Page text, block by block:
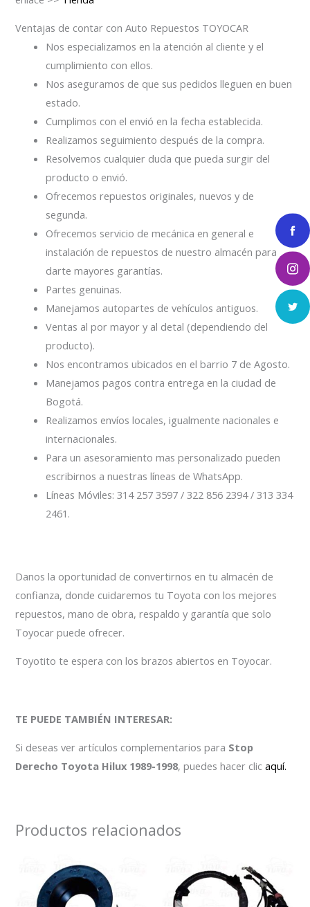
Ventajas de contar con Auto Repuestos TOYOCAR
Nos especializamos en la atención al cliente y el
cumplimiento con ellos.
Nos aseguramos de que sus pedidos lleguen en buen
estado.
Cumplimos con el envió en la fecha establecida.
Realizamos seguimiento después de la compra.
Resolvemos cualquier duda que pueda surgir del
producto o envió.
Ofrecemos repuestos originales, nuevos y de
segunda.
Ofrecemos servicio de mecánica en general e
instalación de repuestos de nuestro almacén para
darte mayores garantías.
Partes genuinas.
Manejamos autopartes de vehículos antiguos.
Ventas al por mayor y al detal (dependiendo del
producto).
Nos encontramos ubicados en el barrio 7 de Agosto.
Manejamos pagos contra entrega en la ciudad de
Bogotá.
Realizamos envíos locales, igualmente nacionales e
internacionales.
Para un asesoramiento mas personalizado pueden
escribirnos a nuestras líneas de WhatsApp.
Líneas Móviles: 314 257 3597 / 322 856 2394 / 313 334
2461.
Danos la oportunidad de convertirnos en tu almacén de
confianza, donde cuidaremos tu Toyota con los mejores
repuestos, mano de obra, respaldo y garantía que solo
Toyocar puede ofrecer.
Toyotito te espera con los brazos abiertos en Toyocar.
TE PUEDE TAMBIÉN INTERESAR:
Si deseas ver artículos complementarios para Stop
Derecho Toyota Hilux 1989-1998, puedes hacer clicaquí.
Productos relacionados